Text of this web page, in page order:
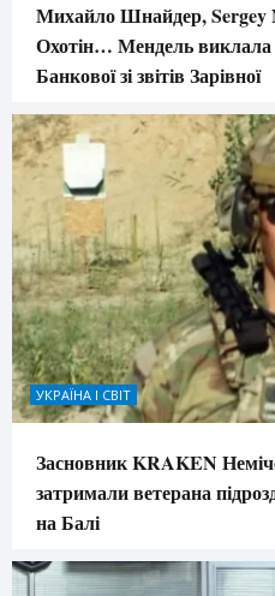
Михайло Шнайдер, Sergey
Охотін… Мендель виклала
Банкової зі звітів Зарівної
УКРАЇНА І СВІТ
Засновник KRAKEN
затримали ветерана
на Балі